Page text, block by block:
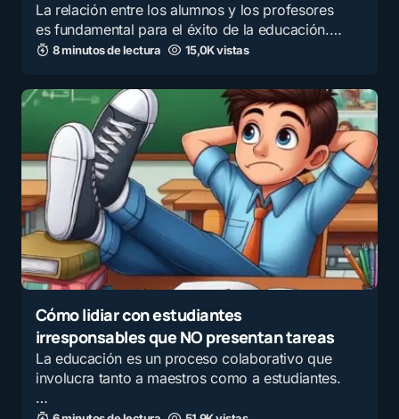
La relación entre los alumnos y los profesores
es fundamental para el éxito de la educación.…
8 minutos de lectura 15,0K vistas
Cómo lidiar con estudiantes
irresponsables que NO presentan tareas
La educación es un proceso colaborativo que
involucra tanto a maestros como a estudiantes.
…